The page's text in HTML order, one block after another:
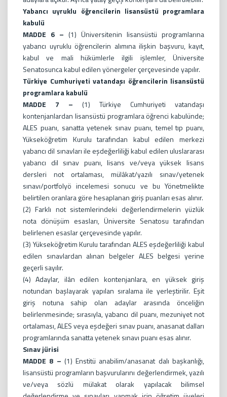
Yabancı uyruklu öğrencilerin lisansüstü programlara
kabulü
MADDE 6 – (1) Üniversitenin lisansüstü programlarına
yabancı uyruklu öğrencilerin alımına ilişkin başvuru, kayıt,
kabul ve mali hükümlerle ilgili işlemler, Üniversite
Senatosunca kabul edilen yönergeler çerçevesinde yapılır.
Türkiye Cumhuriyeti vatandaşı öğrencilerin lisansüstü
programlara kabulü
MADDE 7 – (1) Türkiye Cumhuriyeti vatandaşı
kontenjanlardan lisansüstü programlara öğrenci kabulünde;
ALES puanı, sanatta yetenek sınav puanı, temel tıp puanı,
Yükseköğretim Kurulu tarafından kabul edilen merkezi
yabancı dil sınavları ile eşdeğerliliği kabul edilen uluslararası
yabancı dil sınav puanı, lisans ve/veya yüksek lisans
dersleri not ortalaması, mülâkat/yazılı sınav/yetenek
sınavı/portfolyö incelemesi sonucu ve bu Yönetmelikte
belirtilen oranlara göre hesaplanan giriş puanları esas alınır.
(2) Farklı not sistemlerindeki değerlendirmelerin yüzlük
nota dönüşüm esasları, Üniversite Senatosu tarafından
belirlenen esaslar çerçevesinde yapılır.
(3) Yükseköğretim Kurulu tarafından ALES eşdeğerliliği kabul
edilen sınavlardan alınan belgeler ALES belgesi yerine
geçerli sayılır.
(4) Adaylar, ilân edilen kontenjanlara, en yüksek giriş
notundan başlayarak yapılan sıralama ile yerleştirilir. Eşit
giriş notuna sahip olan adaylar arasında önceliğin
belirlenmesinde; sırasıyla, yabancı dil puanı, mezuniyet not
ortalaması, ALES veya eşdeğeri sınav puanı, anasanat dalları
programlarında sanatta yetenek sınavı puanı esas alınır.
Sınav jürisi
MADDE 8 – (1) Enstitü anabilim/anasanat dalı başkanlığı,
lisansüstü programların başvurularını değerlendirmek, yazılı
ve/veya sözlü mülakat olarak yapılacak bilimsel